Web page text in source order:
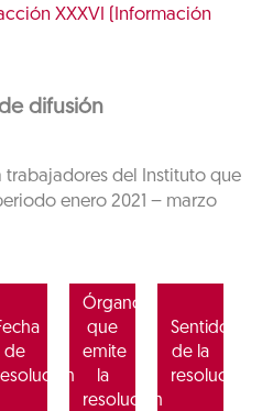
XXXVI (Información
difusión
trabajadores del Instituto que
enero 2021 – marzo
de
Órgano
que
emite
la
resolución
Sentido
de la
resolución